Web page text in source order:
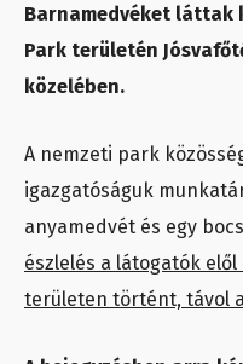
Barnamedvéket láttak
Park területén
közelében.
A nemzeti park
igazgatóságuk
anyamedvét és egy
észlelés a látogatók
területen történt, távol